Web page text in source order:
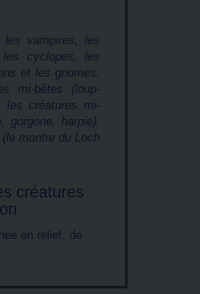
vampires, les
cyclopes, les
et les gnomes,
mi-bêtes (loup-
les créatures mi-
gorgone, harpie),
montre du Loch
créatures
en relief, de